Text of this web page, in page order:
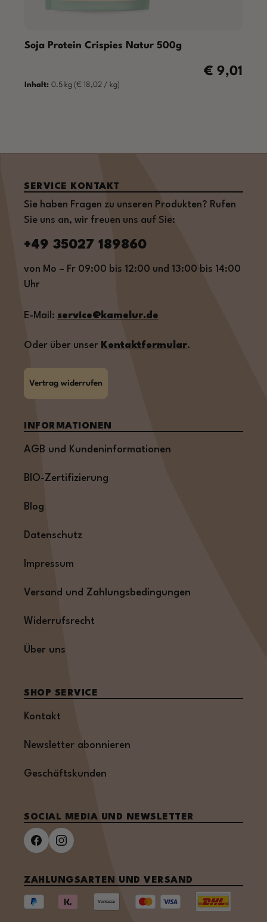
Soja Protein Crispies Natur 500g
Regulärer
€ 9,01
Inhalt: 0.5 kg (€ 18,02 / kg)
SERVICE KONTAKT
Sie haben Fragen zu unseren Produkten? Rufen
Sie uns an, wir freuen uns auf Sie:
+49 35027 189860
von Mo – Fr 09:00 bis 12:00 und 13:00 bis 14:00
Uhr
E-Mail: service@kamelur.de
Oder über unser Kontaktformular.
Vertrag widerrufen
INFORMATIONEN
AGB und Kundeninformationen
BIO-Zertifizierung
Blog
Datenschutz
Impressum
Versand und Zahlungsbedingungen
Widerrufsrecht
Über uns
SHOP SERVICE
Kontakt
Newsletter abonnieren
Geschäftskunden
SOCIAL MEDIA UND NEWSLETTER
ZAHLUNGSARTEN UND VERSAND